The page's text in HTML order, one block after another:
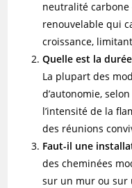
neutralité
renouvelable qui
croissance,
Quelle est la
La plupart des
d’autonomie,
l’intensité de la
des réunions
Faut-il une
des cheminées
sur un mur ou sur